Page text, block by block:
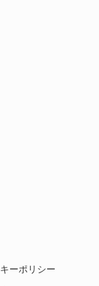
ーポリシー